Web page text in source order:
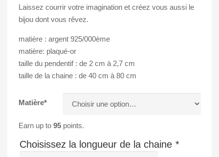
Laissez courrir votre imagination et créez vous aussi le
bijou dont vous rêvez.
matière : argent 925/000ème
matière: plaqué-or
taille du pendentif : de 2 cm à 2,7 cm
taille de la chaine : de 40 cm à 80 cm
Matière*
Earn up to 95points.
Choisissez la longueur de la chaine *